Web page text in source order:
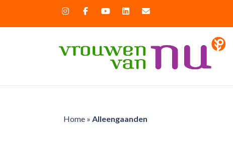
Home» Alleengaanden